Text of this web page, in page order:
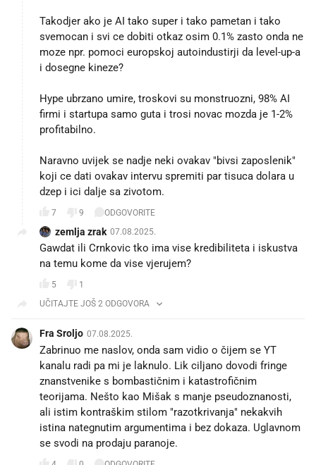
Takodjer ako je AI tako super i tako pametan i tako
svemocan i svi ce dobiti otkaz osim 0.1% zasto onda ne
moze npr. pomoci europskoj autoindustirji da level-up-a
i dosegne kineze?
Hype ubrzano umire, troskovi su monstruozni, 98% AI
firmi i startupa samo guta i trosi novac mozda je 1-2%
profitabilno.
Naravno uvijek se nadje neki ovakav "bivsi zaposlenik"
koji ce dati ovakav intervu spremiti par tisuca dolara u
dzep i ici dalje sa zivotom.
7 9 ODGOVORITE
zemlja zrak 07.08.2025.
Gawdat ili Crnkovic tko ima vise kredibiliteta i iskustva
na temu kome da vise vjerujem?
5
1
UČITAJTE JOŠ 2 ODGOVORA
Fra Sroljo 07.08.2025.
Zabrinuo me naslov, onda sam vidio o čijem se YT
kanalu radi pa mi je laknulo. Lik ciljano dovodi fringe
znanstvenike s bombastičnim i katastrofičnim
teorijama. Nešto kao Mišak s manje pseudoznanosti,
ali istim kontraškim stilom "razotkrivanja" nekakvih
istina nategnutim argumentima i bez dokaza. Uglavnom
se svodi na prodaju paranoje.